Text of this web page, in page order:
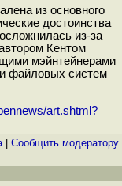
из основного
достоинства
из-за
Кентом
мэйнтейнерами
файловых систем
art.shtml?
| Cообщить модератору